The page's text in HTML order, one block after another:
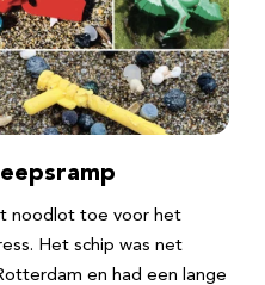
noodlot toe voor het
Het schip was net
en had een lange